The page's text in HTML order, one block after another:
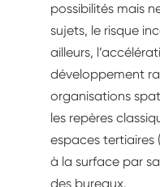
possibilités mais
sujets, le risque
ailleurs,
développement
organisations
les repères
espaces
à la surface par
des bureaux.